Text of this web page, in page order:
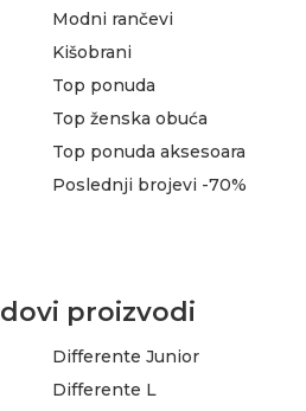
Modni rančevi
Kišobrani
Top ponuda
Top ženska obuća
Top ponuda aksesoara
Poslednji brojevi -70%
proizvodi
Differente Junior
Differente L